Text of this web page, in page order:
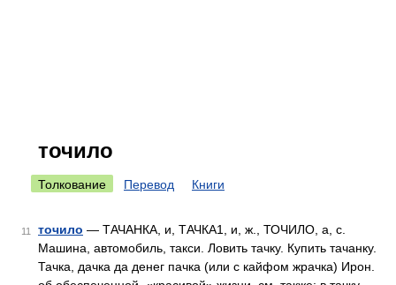
точило
Толкование Перевод Книги
11 точило — ТАЧАНКА, и, ТАЧКА1, и, ж., ТОЧИЛО, а, с.
Машина, автомобиль, такси. Ловить тачку. Купить тачанку.
Тачка, дачка да денег пачка (или с кайфом жрачка) Ирон.